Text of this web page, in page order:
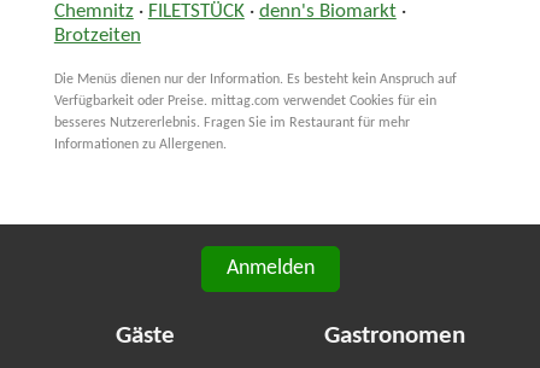
Chemnitz· FILETSTÜCK· denn's Biomarkt·
Brotzeiten
Die Menüs dienen nur der Information. Es besteht kein Anspruch auf
Verfügbarkeit oder Preise. mittag.com verwendet Cookies für ein
besseres Nutzererlebnis. Fragen Sie im Restaurant für mehr
Informationen zu Allergenen.
Anmelden
Gäste Gastronomen